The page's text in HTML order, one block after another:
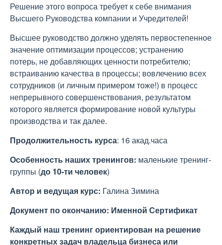
Решение этого вопроса требует к себе внимания
Высшего Руководства компании и Учредителей!
Высшее руководство должно уделять первостепенное
значение оптимизации процессов; устранению
потерь, не добавляющих ценности потребителю;
встраиванию качества в процессы; вовлечению всех
сотрудников (и личным примером тоже!) в процесс
непрерывного совершенствования, результатом
которого является формирование новой культуры
производства и так далее.
Продолжительность курса: 16 акад.часа
Особенность наших тренингов: маленькие тренинг-
группы (до 10-ти человек)
Автор и ведущая курс: Галина Зимина
Документ по окончанию: Именной Сертификат
Каждый наш тренинг ориентирован на решение
конкретных задач владельца бизнеса или